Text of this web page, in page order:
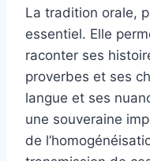
La tradition orale,
essentiel. Elle
raconter ses
proverbes et ses
langue et ses
une souveraine
de